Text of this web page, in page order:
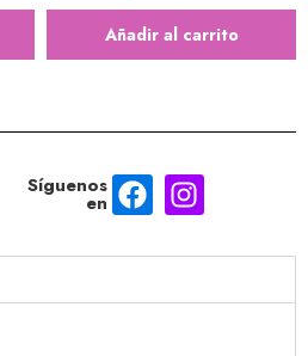
Añadir al carrito
Síguenos
en